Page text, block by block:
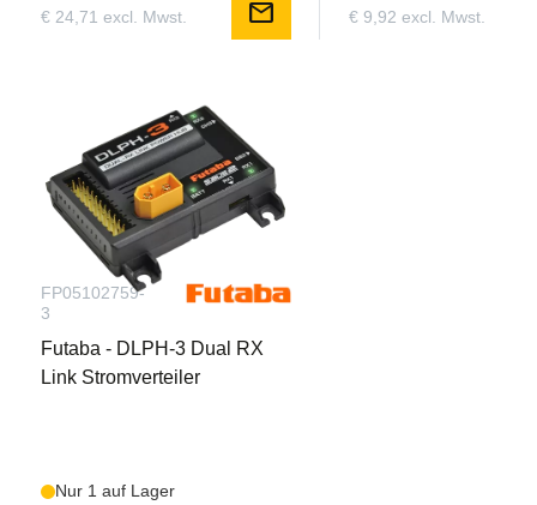
€ 24,71 excl. Mwst. mail € 9,92 excl. Mwst.
FP05102759-
3
Futaba - DLPH-3 Dual RX
Link Stromverteiler
Nur 1 auf Lager